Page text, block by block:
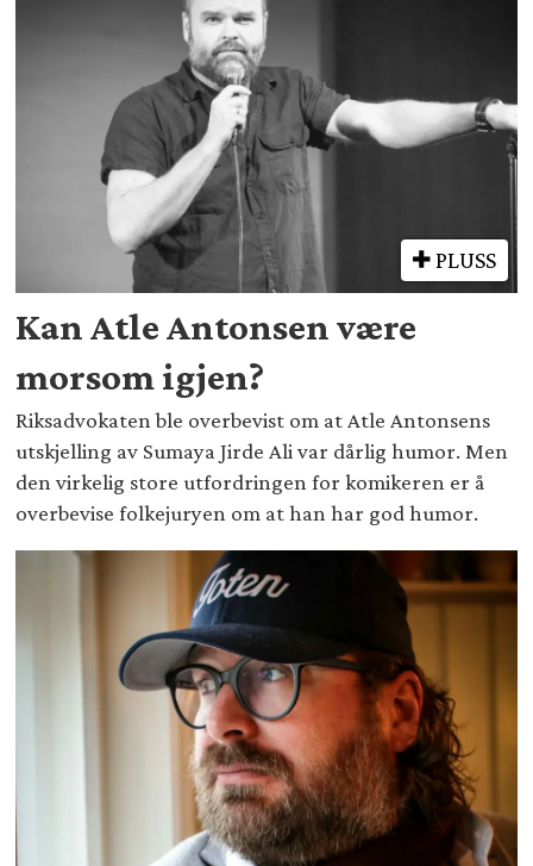
PLUSS
Kan Atle Antonsen være
morsom igjen?
Riksadvokaten ble overbevist om at Atle Antonsens
utskjelling av Sumaya Jirde Ali var dårlig humor. Men
den virkelig store utfordringen for komikeren er å
overbevise folkejuryen om at han har god humor.